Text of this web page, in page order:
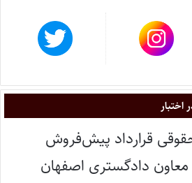
قرارداد پیش‌فروش
معاون دادگستری اصفهان